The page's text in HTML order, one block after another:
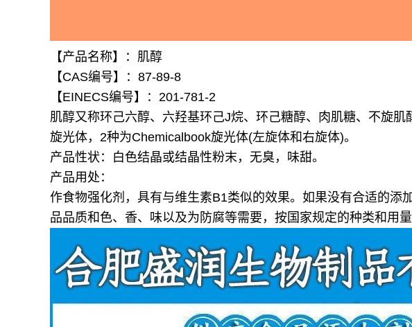
【产品名称】：肌醇
【CAS编号】：87-89-8
【EINECS编号】：201-781-2
肌醇又称环己六醇、六羟基环己J烷、环己糖醇、肉肌糖、不旋
旋光体，2种为Chemicalbook旋光体(左旋体和右旋体)。
产品性状：白色结晶或结晶性粉末，无臭，味甜。
产品用处：
作食物强化剂，具有与维生素B1类似的效果。如果没有合适的
品品质和色、香、味以及为防腐等需要，按国家规定的种类和用